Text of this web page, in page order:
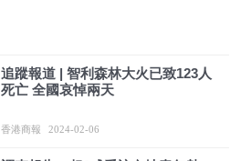
追蹤報道 | 智利森林大火已致123人
死亡 全國哀悼兩天
香港商報 2024-02-06